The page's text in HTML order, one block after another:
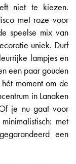
niet te kiezen.
met roze voor
speelse mix van
uniek. Durf
lampjes en
een paar gouden
moment om de
in Lanaken
je nu gaat voor
met
een